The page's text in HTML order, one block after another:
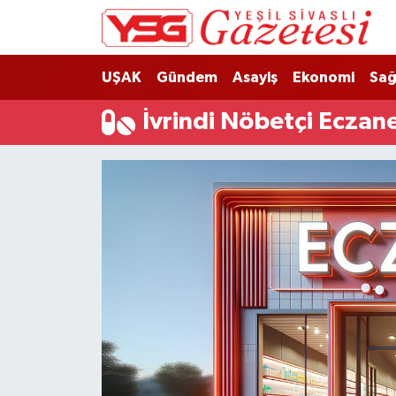
UŞAK Gündem Asayiş Ekonomi
İvrindi Nöbetçi
Hava Durumu
Namaz Vakitleri
Süper Lig Puan Durumu ve Fikstür
Son Dakika Haberleri
Haber Arşivi